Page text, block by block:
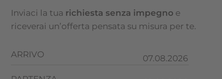
Inviaci la tua richiesta senza impegno e
riceverai un’offerta pensata su misura per te.
ARRIVO